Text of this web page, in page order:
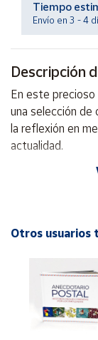
Mapa de
vendedores
Hazte
Área
Área
Ubicación
Tiempo
Envío en 3 - 4
Descripción
En este
una selección de
la reflexión en
actualidad.
Otros usuarios